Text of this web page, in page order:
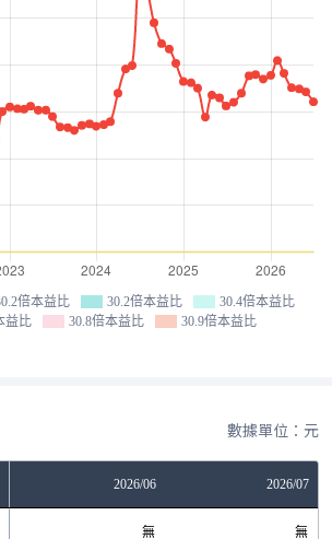
倍本益比 30.2倍本益比
30.4倍本益比
益比
30.8倍本益比 30.9倍本益比
數據單位：元
2026/06 2026/07
無 無